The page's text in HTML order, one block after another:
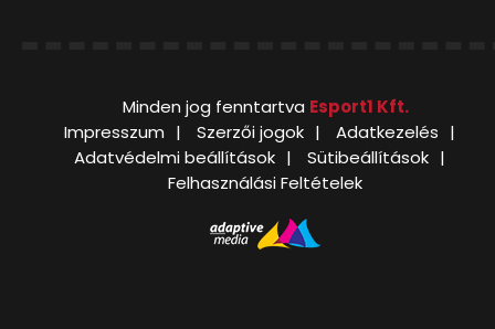
Minden jog fenntartva Esport1 Kft.
Impresszum
Szerzői jogok
Adatkezelés
Adatvédelmi beállítások
Sütibeállítások
Felhasználási Feltételek